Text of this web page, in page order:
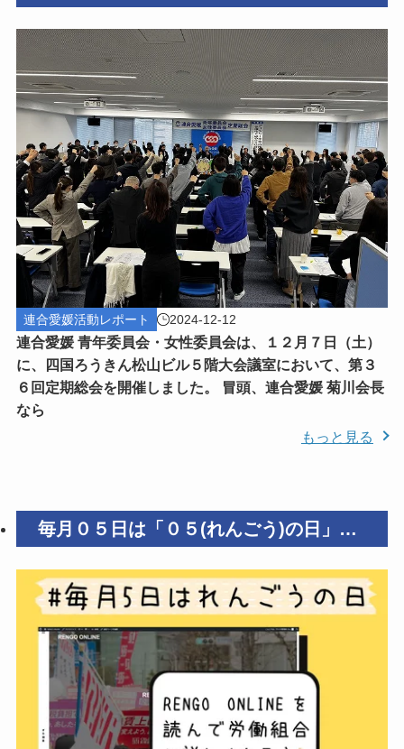
回定期総会を開催しました！
連合愛媛活動レポート 2024-12-12
連合愛媛 青年委員会・女性委員会は、１２月７日（土）
に、四国ろうきん松山ビル５階大会議室において、第３
６回定期総会を開催しました。 冒頭、連合愛媛 菊川会長
なら
もっと見る
毎月０５日は「０５(れんごう)の日」
（１２月５日 ）